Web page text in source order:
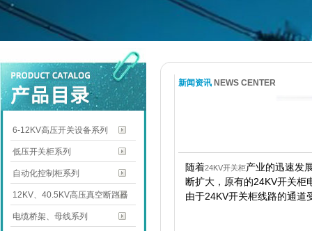
6-12KV高压开关设备系列
低压开关柜系列
自动化控制柜系列
12KV、40.5KV高压真空断路器
电缆桥架、母线系列
新闻资讯 NEWS CENTER
随着24KV开关柜产业的迅速发
断扩大，原有的24KV开关柜
由于24KV开关柜线路的通道